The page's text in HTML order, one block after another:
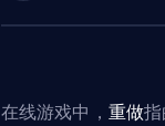
在线游戏中， 重做